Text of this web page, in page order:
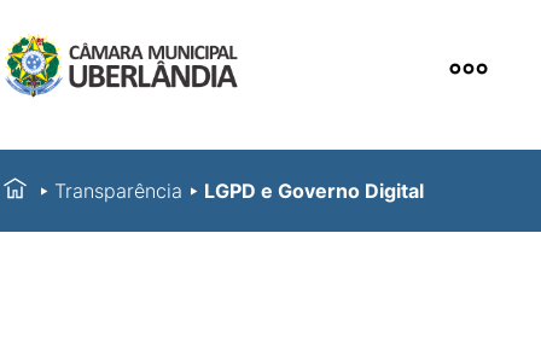
Transparência LGPD e Governo Digital